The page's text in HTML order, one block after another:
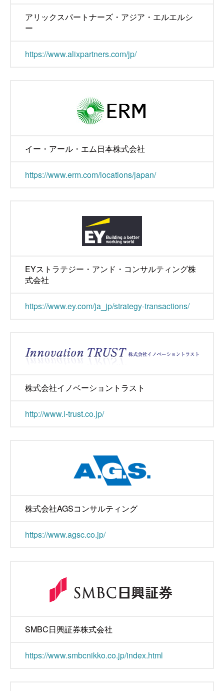
アリックスパートナーズ・アジア・エルエルシ
ー
https://www.alixpartners.com/jp/
イー・アール・エム日本株式会社
https://www.erm.com/locations/japan/
EYストラテジー・アンド・コンサルティング株
式会社
https://www.ey.com/ja_jp/strategy-transactions/
株式会社イノベーショントラスト
http://www.i-trust.co.jp/
株式会社AGSコンサルティング
https://www.agsc.co.jp/
SMBC日興証券株式会社
https://www.smbcnikko.co.jp/index.html